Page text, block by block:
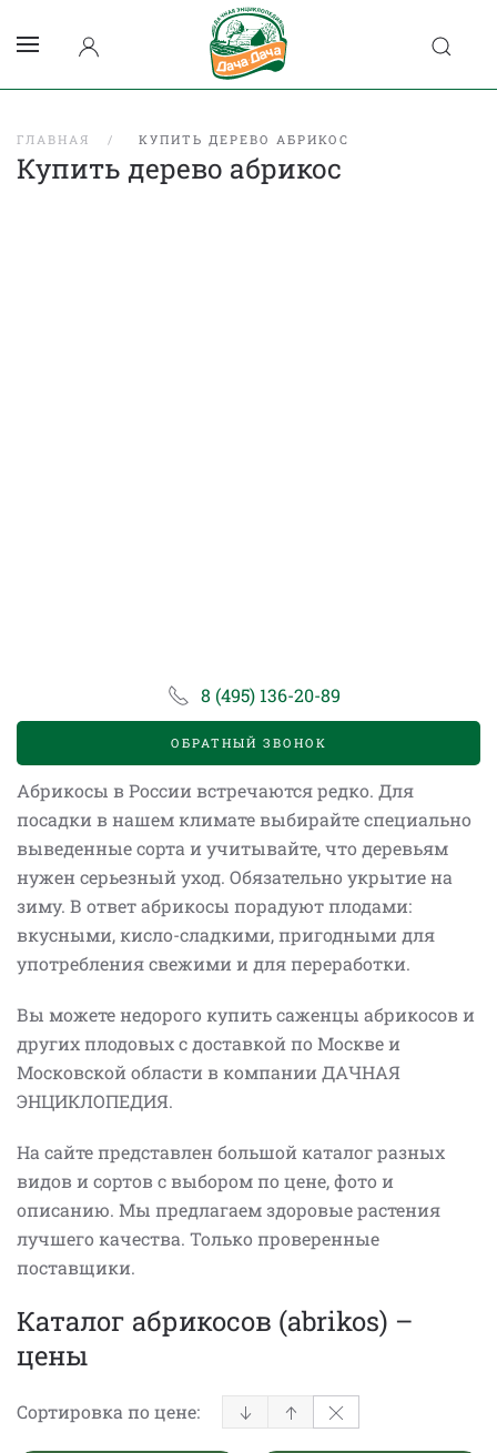
ГЛАВНАЯ КУПИТЬ ДЕРЕВО АБРИКОС
Купить дерево абрикос
8 (495) 136-20-89
ОБРАТНЫЙ ЗВОНОК
Абрикосы в России встречаются редко. Для
посадки в нашем климате выбирайте специально
выведенные сорта и учитывайте, что деревьям
нужен серьезный уход. Обязательно укрытие на
зиму. В ответ абрикосы порадуют плодами:
вкусными, кисло-сладкими, пригодными для
употребления свежими и для переработки.
Вы можете недорого купить саженцы абрикосов и
других плодовых с доставкой по Москве и
Московской области в компании ДАЧНАЯ
ЭНЦИКЛОПЕДИЯ.
На сайте представлен большой каталог разных
видов и сортов с выбором по цене, фото и
описанию. Мы предлагаем здоровые растения
лучшего качества. Только проверенные
поставщики.
Каталог абрикосов (abrikos) –
цены
Сортировка по цене: